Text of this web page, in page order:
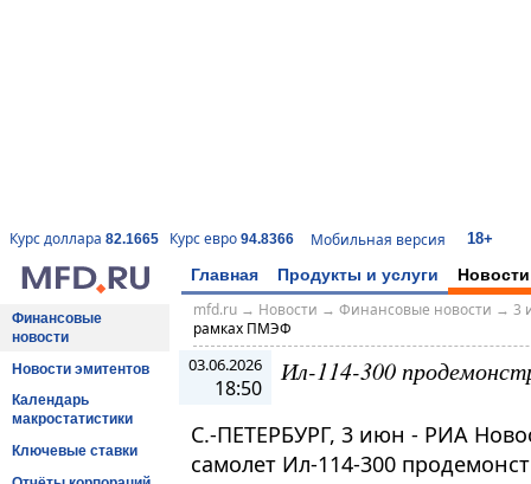
Курс доллара 82.1665 Курс евро 94.8366 Мобильная версия 18+
Главная Продукты и услуги Новости
Финансовые
новости
Новости эмитентов
Календарь
макростатистики
Ключевые ставки
mfd.ru→ Новости → Финансовые новости → 3
рамках ПМЭФ
03.06.2026
18:50
Ил-114-300
С.-ПЕТЕРБУРГ, 3 июн - РИА
самолет Ил-114-300